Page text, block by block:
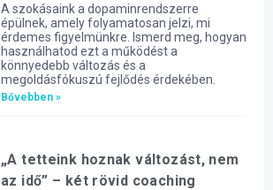
A szokásaink a dopaminrendszerre
épülnek, amely folyamatosan jelzi, mi
érdemes figyelmünkre. Ismerd meg, hogyan
használhatod ezt a működést a
könnyedebb változás és a
megoldásfókuszú fejlődés érdekében.
Bővebben »
„A tetteink hoznak változást, nem
az idő” – két rövid coaching